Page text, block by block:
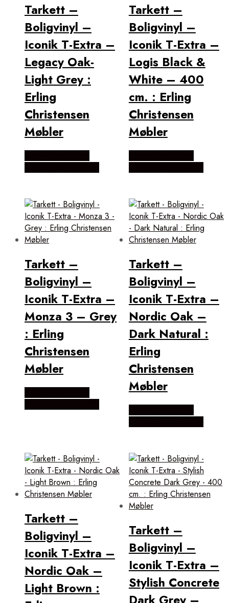
Tarkett –
Boligvinyl –
Iconik T-Extra –
Legacy Oak-
Light Grey :
Erling
Christensen
Møbler
Tarkett –
Boligvinyl –
Iconik T-Extra –
Logis Black &
White – 400
cm. : Erling
Christensen
Møbler
Tarkett –
Boligvinyl –
Iconik T-Extra –
Monza 3 – Grey
: Erling
Christensen
Møbler
Tarkett –
Boligvinyl –
Iconik T-Extra –
Nordic Oak –
Dark Natural :
Erling
Christensen
Møbler
Tarkett –
Boligvinyl –
Iconik T-Extra –
Nordic Oak –
Light Brown :
Tarkett –
Boligvinyl –
Iconik T-Extra –
Stylish Concrete